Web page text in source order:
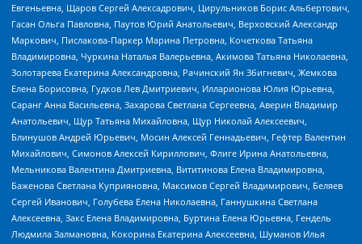
Евгеньевна, Щаров Сергей Алексадрович, Цирульников Борис Альбертович,
Гасан Ольга Павловна, Паутов Юрий Анатольевич, Верховский Александр
Маркович, Пислакова-Паркер Марина Петровна, Кочеткова Татьяна
Владимировна, Чуркина Наталья Валерьевна, Акимова Татьяна Николаевна,
Золотарева Екатерина Александровна, Рачинский Ян Збигневич, Жемкова
Елена Борисовна, Гудков Лев Дмитриевич, Илларионова Юлия Юрьевна,
Саранг Анна Васильевна, Захарова Светлана Сергеевна, Аверин Владимир
Анатольевич, Щур Татьяна Михайловна, Щур Николай Алексеевич,
Блинушов Андрей Юрьевич, Мосин Алексей Геннадьевич, Гефтер Валентин
Михайлович, Симонов Алексей Кириллович, Флиге Ирина Анатольевна,
Мельникова Валентина Дмитриевна, Вититинова Елена Владимировна,
Баженова Светлана Куприяновна, Максимов Сергей Владимирович, Беляев
Сергей Иванович, Голубева Елена Николаевна, Ганнушкина Светлана
Алексеевна, Закс Елена Владимировна, Буртина Елена Юрьевна, Гендель
Людмила Залмановна, Кокорина Екатерина Алексеевна, Шуманов Илья